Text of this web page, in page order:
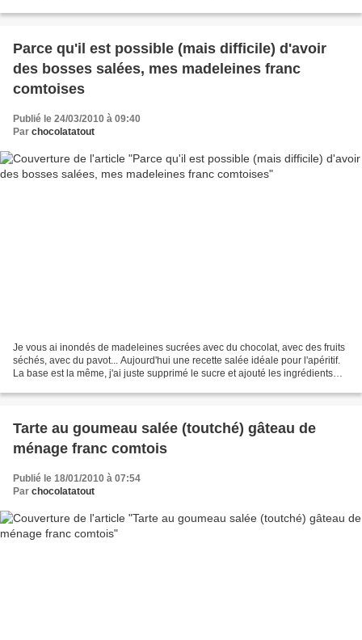
Parce qu'il est possible (mais difficile) d'avoir
des bosses salées, mes madeleines franc
comtoises
Publié le 24/03/2010 à 09:40
Par chocolatatout
Je vous ai inondés de madeleines sucrées avec du chocolat, avec des fruits
séchés, avec du pavot... Aujourd'hui une recette salée idéale pour l'apéritif.
La base est la même, j'ai juste supprimé le sucre et ajouté les ingrédients
Tarte au goumeau salée (toutché) gâteau de
ménage franc comtois
Publié le 18/01/2010 à 07:54
Par chocolatatout